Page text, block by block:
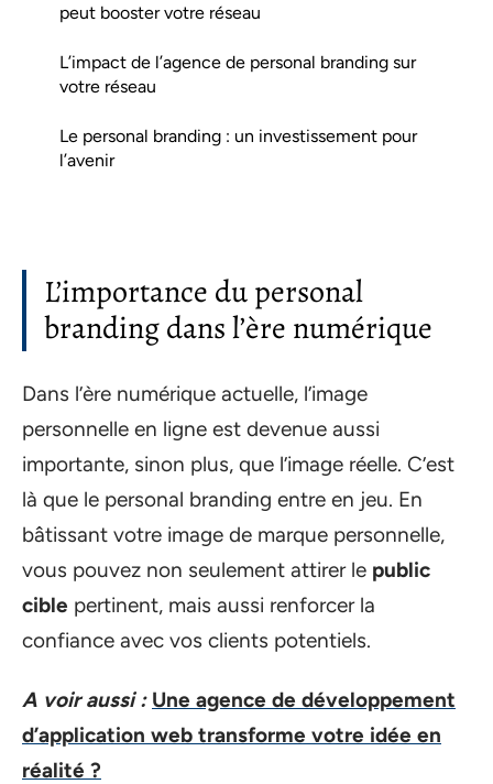
peut booster votre réseau
L’impact de l’agence de personal branding sur
votre réseau
Le personal branding : un investissement pour
l’avenir
L’importance du personal
branding dans l’ère numérique
Dans l’ère numérique actuelle, l’image
personnelle en ligne est devenue aussi
importante, sinon plus, que l’image réelle. C’est
là que le personal branding entre en jeu. En
bâtissant votre image de marque personnelle,
vous pouvez non seulement attirer le public
cible pertinent, mais aussi renforcer la
confiance avec vos clients potentiels.
A voir aussi : Une agence de développement
d’application web transforme votre idée en
réalité ?